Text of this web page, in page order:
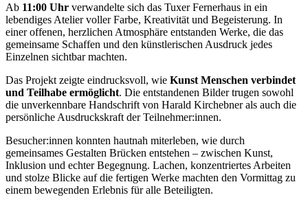
Ab 11:00 Uhr verwandelte sich das Tuxer Fernerhaus in ein
lebendiges Atelier voller Farbe, Kreativität und Begeisterung. In
einer offenen, herzlichen Atmosphäre entstanden Werke, die das
gemeinsame Schaffen und den künstlerischen Ausdruck jedes
Einzelnen sichtbar machten.
Das Projekt zeigte eindrucksvoll, wie Kunst Menschen verbindet
und Teilhabe ermöglicht. Die entstandenen Bilder trugen sowohl
die unverkennbare Handschrift von Harald Kirchebner als auch die
persönliche Ausdruckskraft der Teilnehmer:innen.
Besucher:innen konnten hautnah miterleben, wie durch
gemeinsames Gestalten Brücken entstehen – zwischen Kunst,
Inklusion und echter Begegnung. Lachen, konzentriertes Arbeiten
und stolze Blicke auf die fertigen Werke machten den Vormittag zu
einem bewegenden Erlebnis für alle Beteiligten.